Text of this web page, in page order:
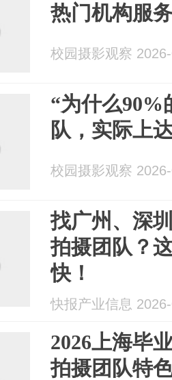
热门机构服
校园摄影观察
“为什么90%
队，实际上
校园摄影观察
找广州、深
拍摄团队？
快！
快报产业信息
2026上海毕
拍摄团队特